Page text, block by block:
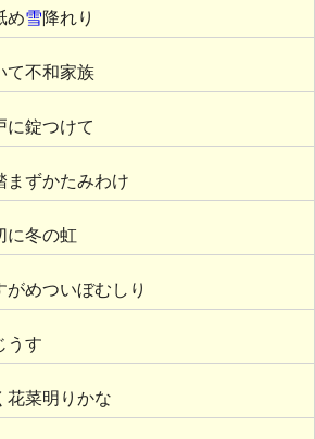
め雪降れり
て不和家族
に錠つけて
まずかたみわけ
に冬の虹
めついぼむしり
うす
花菜明りかな